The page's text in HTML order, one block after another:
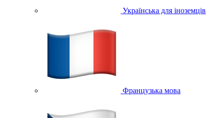
Українська для іноземців
Французька мова